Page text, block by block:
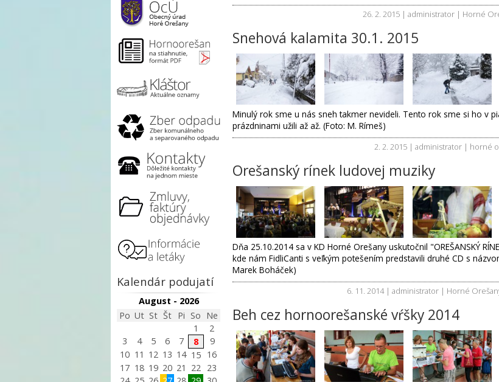
26. 2. 2015 | administrator | Horné
Snehová kalamita 30.1. 2015
Minulý rok sme u nás sneh takmer nevideli. Tento rok sme si ho v
prázdninami užili až až. (Foto: M. Rímeš)
2. 2. 2015 | administrator | horné
Orešanský rínek ludovej muziky
Dňa 25.10.2014 sa v KD Horné Orešany uskutočnil "OREŠANSKÝ
kde nám FidliCanti s veľkým potešením predstavili druhé CD s
Marek Boháček)
6. 11. 2014 | administrator | Horné
Beh cez hornoorešanské vŕšky 2014
Kalendár podujatí
August - 2026
Po Ut St Št Pi So Ne
1
2
3
4 5 6 7 8
9
10 11 12 13 14 15
16
17 18 19 20 21 22
23